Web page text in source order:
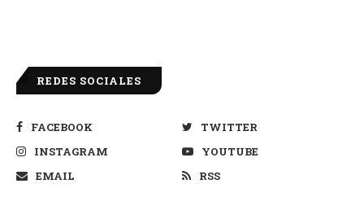
REDES SOCIALES
FACEBOOK
TWITTER
INSTAGRAM
YOUTUBE
EMAIL
RSS